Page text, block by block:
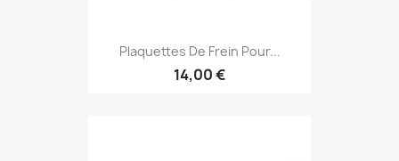
Plaquettes De Frein Pour...
14,00 €